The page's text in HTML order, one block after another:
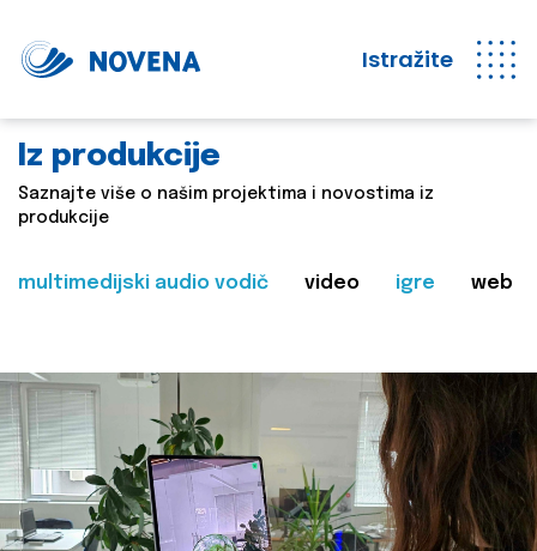
Istražite
Iz produkcije
Saznajte više o našim projektima i novostima iz
produkcije
multimedijski audio vodič video igre web